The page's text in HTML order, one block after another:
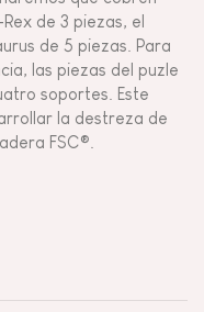
de 3 piezas, el
de 5 piezas. Para
las piezas del puzle
soportes. Este
la destreza de
FSC®.